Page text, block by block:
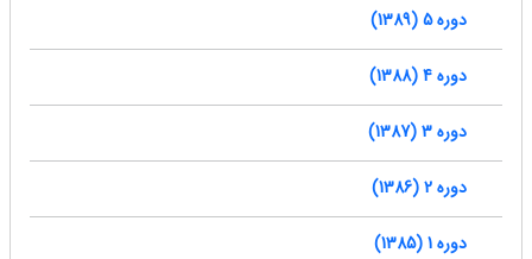
دوره 5 (1389)
دوره 4 (1388)
دوره 3 (1387)
دوره 2 (1386)
دوره 1 (1385)